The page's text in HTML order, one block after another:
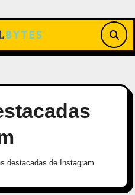
destacadas de Instagram